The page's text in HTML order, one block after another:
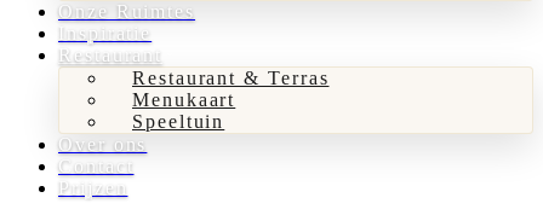
Onze Ruimtes
Inspiratie
Restaurant
Restaurant & Terras
Menukaart
Speeltuin
Over ons
Contact
Prijzen